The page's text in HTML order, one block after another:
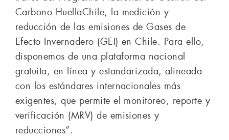
Carbono HuellaChile, la medición y
reducción de las emisiones de Gases de
Efecto Invernadero (GEI) en Chile. Para ello,
disponemos de una plataforma nacional
gratuita, en línea y estandarizada, alineada
con los estándares internacionales más
exigentes, que permite el monitoreo, reporte y
verificación (MRV) de emisiones y
reducciones”.